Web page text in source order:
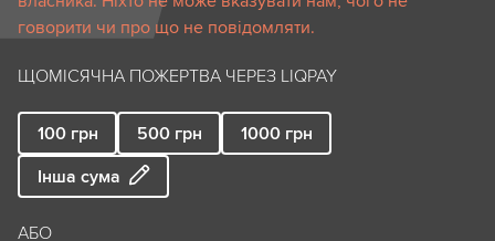
говорити чи про що не повідомляти.
ЩОМІСЯЧНА ПОЖЕРТВА ЧЕРЕЗ LIQPAY
100 грн 500 грн 1000 грн
Інша сума
АБО